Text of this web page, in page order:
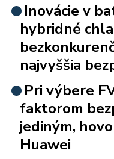
Inovácie v
hybridné
najvyššia
Pri výbere
faktorom
jediným,
Huawei